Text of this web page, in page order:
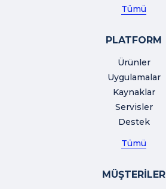
Tümü
PLATFORM
Ürünler
Uygulamalar
Kaynaklar
Servisler
Destek
Tümü
MÜŞTERİLER